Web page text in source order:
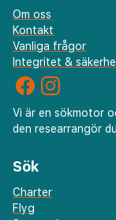
Om oss
Kontakt
Vanliga frågor
Integritet &
Vi är en sökmotor
den researrangör
Sök
Charter
Flyg